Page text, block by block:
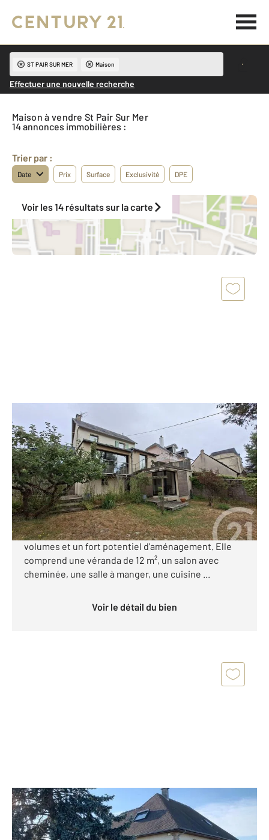
ST PAIR SUR MER Maison
Effectuer une nouvelle recherche
Maison à vendre St Pair Sur Mer
14 annonces immobilières :
Trier par :
Date Prix Surface Exclusivité DPE
Voir les 14 résultats sur la carte
ST PAIR SUR MER 50
132,09 m
, 8 pièces
Ref : 45573
Maison à vendre
680 000 €
CENTURY 21 Royer Immo vous propose à Saint-Pair-
sur-Mer cette maison de 141 m² offrant de beaux
volumes et un fort potentiel d'aménagement. Elle
comprend une véranda de 12 m², un salon avec
cheminée, une salle à manger, une cuisine ...
Voir le détail du bien
ST PAIR SUR MER 50
135,50 m2, 7 pièces
Ref : 45384